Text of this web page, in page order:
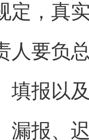
定，真
人要负
填报以
漏报、